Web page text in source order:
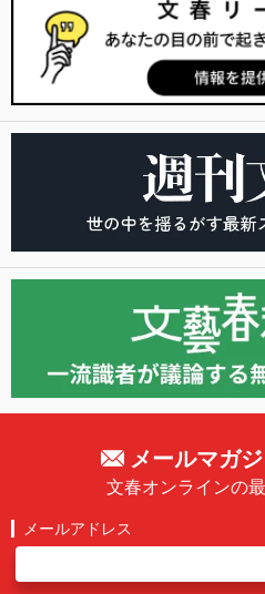
メールマガ
文春オンラインの
メールアドレス